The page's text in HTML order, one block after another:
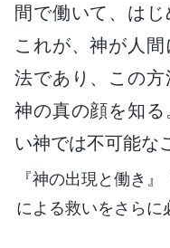
間で働いて、はじ
これが、神が人
法であり、この方
神の真の顔を知
い神では不可能な
『神の出現と働き
による救いをさらに